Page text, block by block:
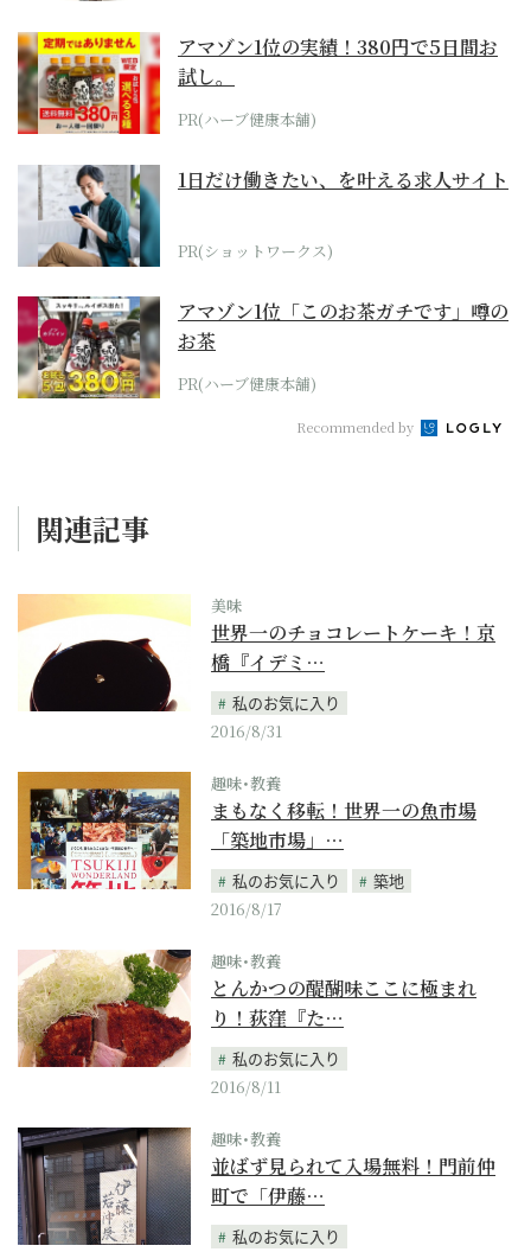
アマゾン1位の実績！380円で5日間お
試し。
PR(ハーブ健康本舗)
1日だけ働きたい、を叶える求人サイト
PR(ショットワークス)
アマゾン1位「このお茶ガチです」噂の
お茶
PR(ハーブ健康本舗)
Recommended by
関連記事
美味
世界一のチョコレートケーキ！京
橋『イデミ…
私のお気に入り
2016/8/31
趣味･教養
まもなく移転！世界一の魚市場
「築地市場」…
私のお気に入り
築地
2016/8/17
趣味･教養
とんかつの醍醐味ここに極まれ
り！荻窪『た…
私のお気に入り
2016/8/11
趣味･教養
並ばず見られて入場無料！門前仲
町で「伊藤…
私のお気に入り